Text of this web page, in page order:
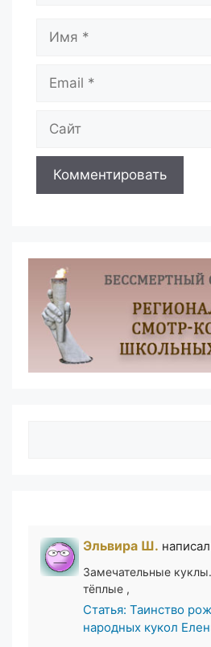
Эльвира Ш.
Замечательные
тёплые ,
Статья: Таинство
народных кукол